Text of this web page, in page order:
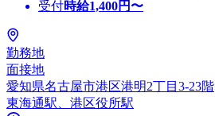
受付時給1,400円〜
勤務地
面接地
愛知県名古屋市港区港明2丁目3-23階
東海通駅、港区役所駅